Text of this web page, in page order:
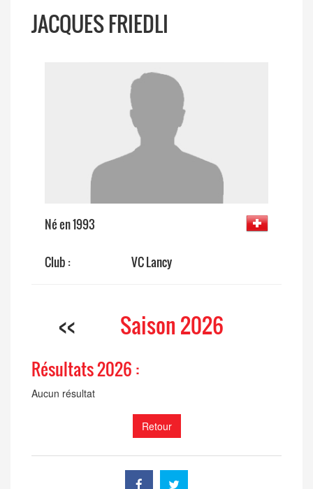
JACQUES FRIEDLI
Né en 1993
Club : VC Lancy
<< Saison 2026
Résultats 2026 :
Aucun résultat
Retour